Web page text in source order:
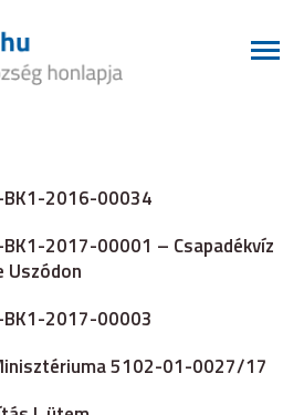
2016-00034
2017-00001 – Csapadékvíz
Uszódon
2017-00003
5102-01-0027/17